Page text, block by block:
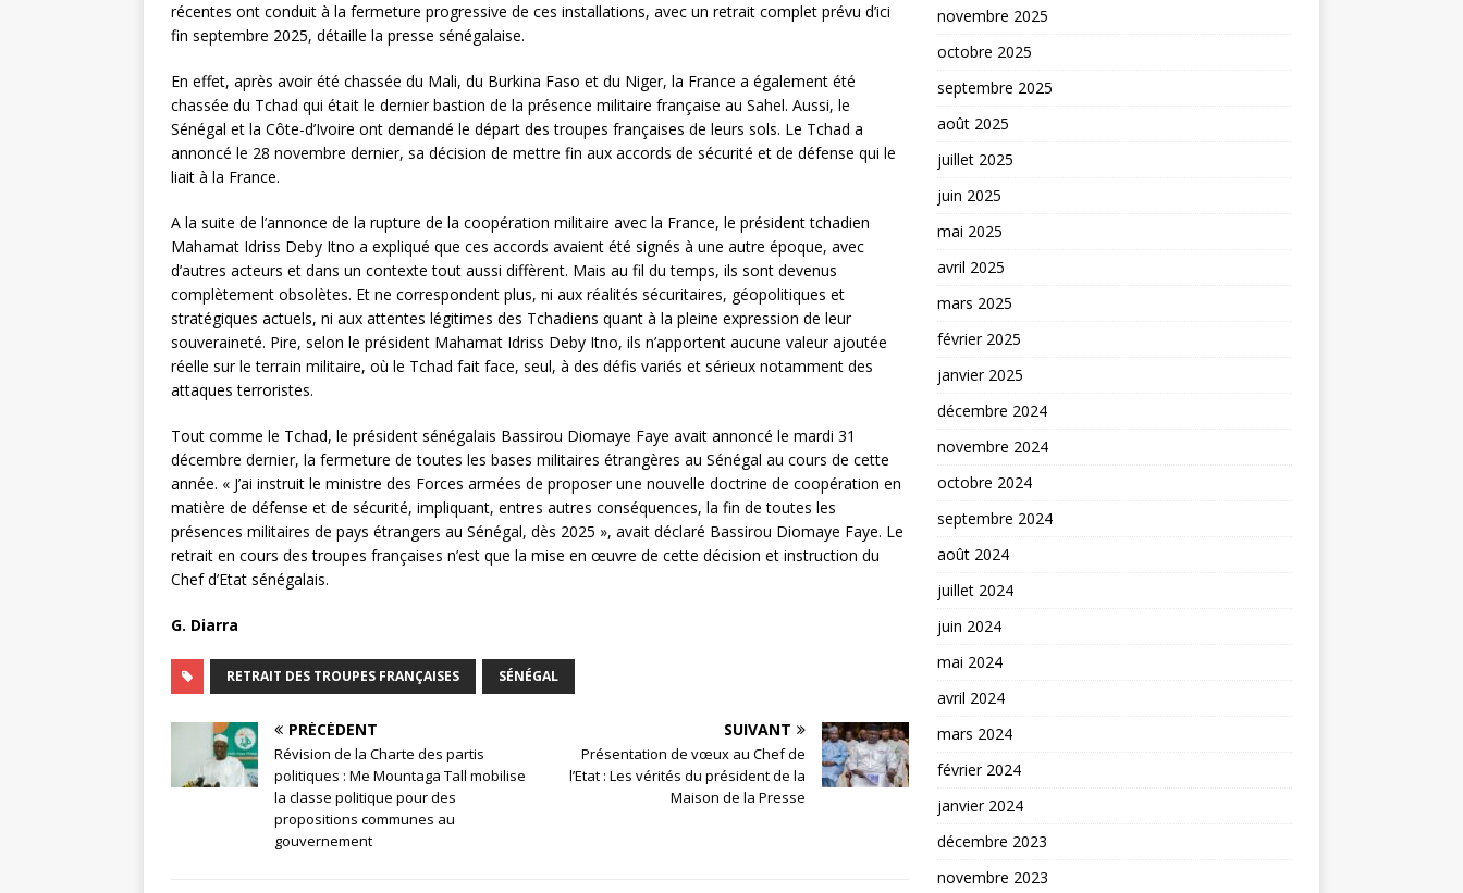
récentes ont conduit à la fermeture progressive de ces installations, avec un retrait complet prévu d’ici
fin septembre 2025, détaille la presse sénégalaise.
En effet, après avoir été chassée du Mali, du Burkina Faso et du Niger, la France a également été
chassée du Tchad qui était le dernier bastion de la présence militaire française au Sahel. Aussi, le
Sénégal et la Côte-d’Ivoire ont demandé le départ des troupes françaises de leurs sols. Le Tchad a
annoncé le 28 novembre dernier, sa décision de mettre fin aux accords de sécurité et de défense qui le
liait à la France.
A la suite de l’annonce de la rupture de la coopération militaire avec la France, le président tchadien
Mahamat Idriss Deby Itno a expliqué que ces accords avaient été signés à une autre époque, avec
d’autres acteurs et dans un contexte tout aussi diffèrent. Mais au fil du temps, ils sont devenus
complètement obsolètes. Et ne correspondent plus, ni aux réalités sécuritaires, géopolitiques et
stratégiques actuels, ni aux attentes légitimes des Tchadiens quant à la pleine expression de leur
souveraineté. Pire, selon le président Mahamat Idriss Deby Itno, ils n’apportent aucune valeur ajoutée
réelle sur le terrain militaire, où le Tchad fait face, seul, à des défis variés et sérieux notamment des
attaques terroristes.
Tout comme le Tchad, le président sénégalais Bassirou Diomaye Faye avait annoncé le mardi 31
décembre dernier, la fermeture de toutes les bases militaires étrangères au Sénégal au cours de cette
année. « J’ai instruit le ministre des Forces armées de proposer une nouvelle doctrine de coopération en
matière de défense et de sécurité, impliquant, entres autres conséquences, la fin de toutes les
présences militaires de pays étrangers au Sénégal, dès 2025 », avait déclaré Bassirou Diomaye Faye. Le
retrait en cours des troupes françaises n’est que la mise en œuvre de cette décision et instruction du
Chef d’Etat sénégalais.
G. Diarra
RETRAIT DES TROUPES FRANÇAISES SÉNÉGAL
PRÉCÉDENT
Révision de la Charte des partis
politiques : Me Mountaga Tall mobilise
la classe politique pour des
propositions communes au
gouvernement
SUIVANT
Présentation de vœux au Chef de
l’Etat : Les vérités du président de la
Maison de la Presse
novembre 2025
octobre 2025
septembre 2025
août 2025
juillet 2025
juin 2025
mai 2025
avril 2025
mars 2025
février 2025
janvier 2025
décembre 2024
novembre 2024
octobre 2024
septembre 2024
août 2024
juillet 2024
juin 2024
mai 2024
avril 2024
mars 2024
février 2024
janvier 2024
décembre 2023
novembre 2023